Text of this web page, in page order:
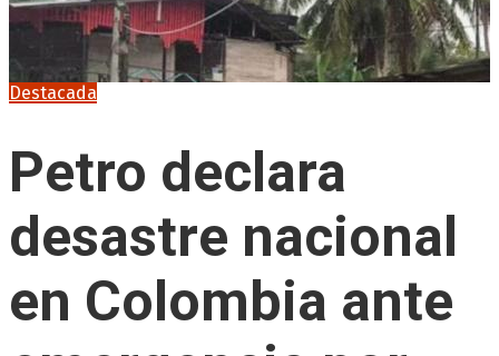
Destacada
Petro declara
desastre nacional
en Colombia ante